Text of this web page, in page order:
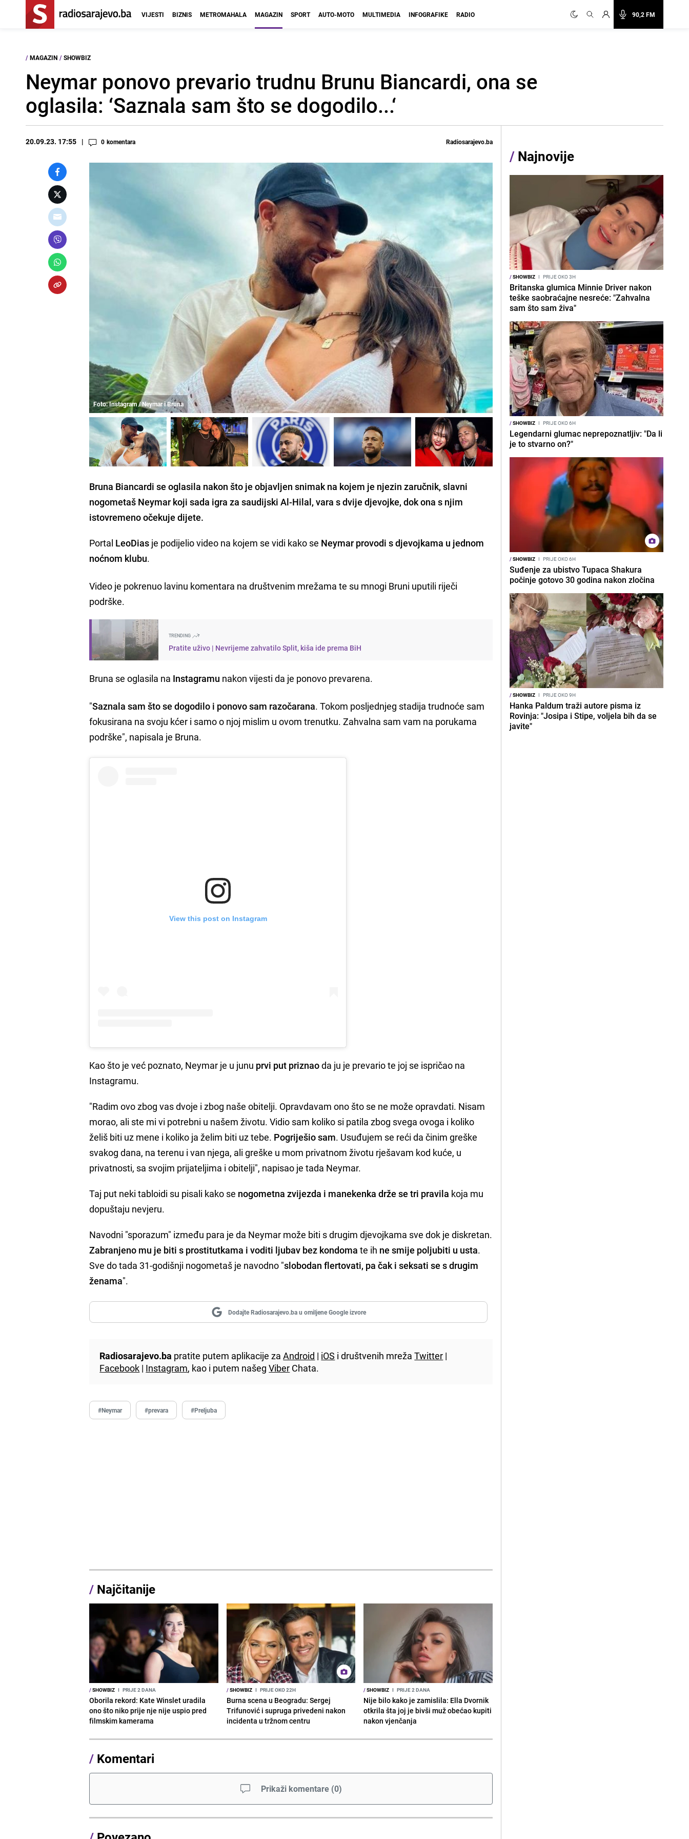
90,2 FM
VIJESTI BIZNIS METROMAHALA MAGAZIN SPORT AUTO-MOTO MULTIMEDIA INFOGRAFIKE RADIO
/ MAGAZIN / SHOWBIZ
Neymar ponovo prevario trudnu Brunu Biancardi, ona se
oglasila: ‘Saznala sam što se dogodilo...‘
20.09.23. 17:55 0 komentara Radiosarajevo.ba
Foto: Instagram / Neymar i Bruna
Bruna Biancardi se oglasila nakon što je objavljen snimak na kojem je njezin zaručnik, slavni
nogometaš Neymar koji sada igra za saudijski Al-Hilal, vara s dvije djevojke, dok ona s njim
istovremeno očekuje dijete.
Portal LeoDias je podijelio video na kojem se vidi kako se Neymar provodi s djevojkama u jednom
noćnom klubu.
Video je pokrenuo lavinu komentara na društvenim mrežama te su mnogi Bruni uputili riječi
podrške.
TRENDING
Pratite uživo | Nevrijeme zahvatilo Split, kiša ide prema BiH
Bruna se oglasila na Instagramu nakon vijesti da je ponovo prevarena.
"Saznala sam što se dogodilo i ponovo sam razočarana. Tokom posljednjeg stadija trudnoće sam
fokusirana na svoju kćer i samo o njoj mislim u ovom trenutku. Zahvalna sam vam na porukama
podrške", napisala je Bruna.
View this post on Instagram
Kao što je već poznato, Neymar je u junu prvi put priznaoda ju je prevario te joj se ispričao na
Instagramu.
"Radim ovo zbog vas dvoje i zbog naše obitelji. Opravdavam ono što se ne može opravdati. Nisam
morao, ali ste mi vi potrebni u našem životu. Vidio sam koliko si patila zbog svega ovoga i koliko
želiš biti uz mene i koliko ja želim biti uz tebe. Pogriješio sam. Usuđujem se reći da činim greške
svakog dana, na terenu i van njega, ali greške u mom privatnom životu rješavam kod kuće, u
privatnosti, sa svojim prijateljima i obitelji", napisao je tada Neymar.
Taj put neki tabloidi su pisali kako se nogometna zvijezda i manekenka drže se tri pravila koja mu
dopuštaju nevjeru.
Navodni "sporazum" između para je da Neymar može biti s drugim djevojkama sve dok je diskretan.
Zabranjeno mu je biti s prostitutkama i voditi ljubav bez kondoma te ih ne smije poljubiti u usta.
Sve do tada 31-godišnji nogometaš je navodno "slobodan flertovati, pa čak i seksati se s drugim
ženama".
Dodajte Radiosarajevo.ba u omiljene Google izvore
Radiosarajevo.ba pratite putem aplikacije zaAndroid | iOS i društvenih mrežaTwitter |
Facebook | Instagram, kao i putem našegViber Chata.
#Neymar #prevara #Preljuba
/ Najčitanije
/SHOWBIZ I PRIJE 2 DANA
Oborila rekord: Kate Winslet uradila
ono što niko prije nje nije uspio pred
filmskim kamerama
/SHOWBIZ I PRIJE OKO 22H
Burna scena u Beogradu: Sergej
Trifunović i supruga privedeni nakon
incidenta u tržnom centru
/SHOWBIZ I PRIJE 2 DANA
Nije bilo kako je zamislila: Ella Dvornik
otkrila šta joj je bivši muž obećao kupiti
nakon vjenčanja
/ Komentari
Prikaži komentare (0)
/ Najnovije
/SHOWBIZ I PRIJE OKO 3H
Britanska glumica Minnie Driver nakon
teške saobraćajne nesreće: "Zahvalna
sam što sam živa"
/SHOWBIZ I PRIJE OKO 6H
Legendarni glumac neprepoznatljiv: "Da li
je to stvarno on?"
/SHOWBIZ I PRIJE OKO 6H
Suđenje za ubistvo Tupaca Shakura
počinje gotovo 30 godina nakon zločina
/SHOWBIZ I PRIJE OKO 9H
Hanka Paldum traži autore pisma iz
Rovinja: "Josipa i Stipe, voljela bih da se
javite"